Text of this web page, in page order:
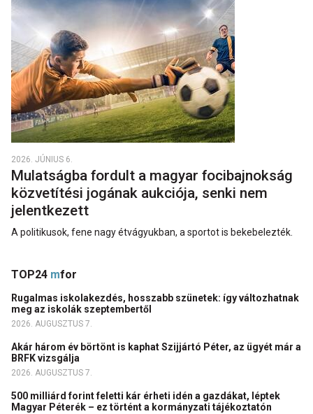
2026. JÚNIUS 6.
Mulatságba fordult a magyar focibajnokság
közvetítési jogának aukciója, senki nem
jelentkezett
A politikusok, fene nagy étvágyukban, a sportot is bekebelezték.
TOP24 mfor
Rugalmas iskolakezdés, hosszabb szünetek: így változhatnak
meg az iskolák szeptembertől
2026. AUGUSZTUS 7.
Akár három év börtönt is kaphat Szijjártó Péter, az ügyét már a
BRFK vizsgálja
2026. AUGUSZTUS 7.
500 milliárd forint feletti kár érheti idén a gazdákat, léptek
Magyar Péterék – ez történt a kormányzati tájékoztatón